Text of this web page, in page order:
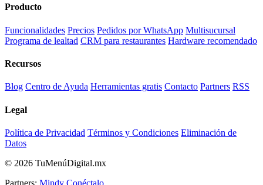
Producto
Funcionalidades Precios Pedidos por WhatsApp Multisucursal
Programa de lealtad CRM para restaurantes Hardware recomendado
Recursos
Blog Centro de Ayuda Herramientas gratis Contacto Partners RSS
Legal
Política de Privacidad Términos y Condiciones Eliminación de
Datos
© 2026 TuMenúDigital.mx
Partners: Mindy Conéctalo